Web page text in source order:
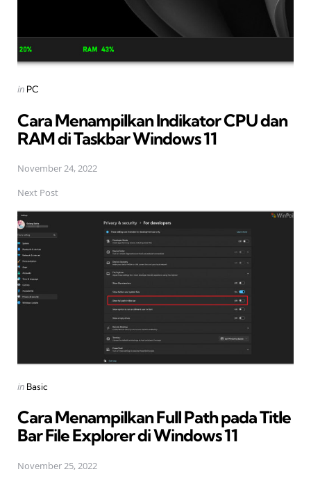
Posted
in PC
Cara Menampilkan Indikator CPU dan
RAM di Taskbar Windows 11
November 24, 2022
Next Post
Posted
in Basic
Cara Menampilkan Full Path pada Title
Bar File Explorer di Windows 11
November 25, 2022